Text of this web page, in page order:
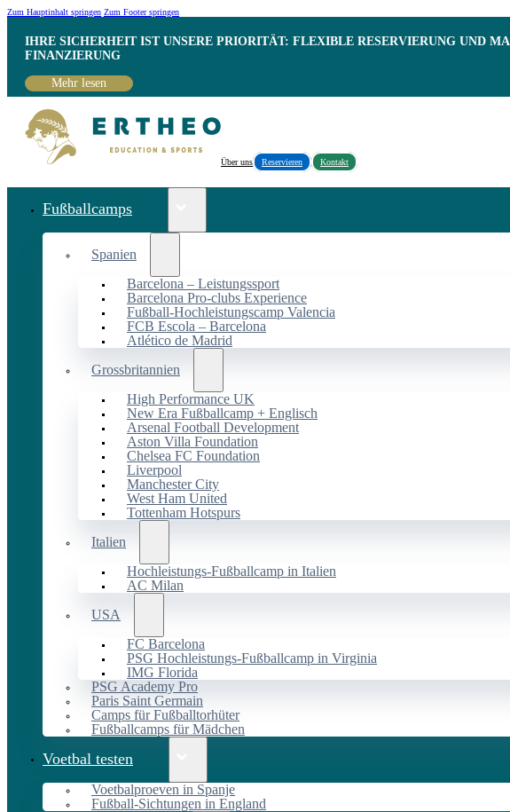
Zum Hauptinhalt springen Zum Footer springen
IHRE SICHERHEIT IST UNSERE PRIORITÄT: FLEXIBLE RESERVIERUNG UND
INANZIERUNG
Mehr lesen
Über uns Reservieren Kontakt
Fußballcamps
Spanien
Barcelona – Leistungssport
Barcelona Pro-clubs Experience
Fußball-Hochleistungscamp Valencia
FCB Escola – Barcelona
Atlético de Madrid
Grossbritannien
High Performance UK
New Era Fußballcamp + Englisch
Arsenal Football Development
Aston Villa Foundation
Chelsea FC Foundation
Liverpool
Manchester City
West Ham United
Tottenham Hotspurs
Italien
Hochleistungs-Fußballcamp in Italien
AC Milan
USA
FC Barcelona
PSG Hochleistungs-Fußballcamp in Virginia
IMG Florida
PSG Academy Pro
Paris Saint Germain
Camps für Fußballtorhüter
Fußballcamps für Mädchen
Voetbal testen
Voetbalproeven in Spanje
Fußball-Sichtungen in England